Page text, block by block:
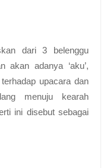
dari 3 belenggu
akan adanya ‘aku’,
upacara dan
menuju kearah
ini disebut sebagai